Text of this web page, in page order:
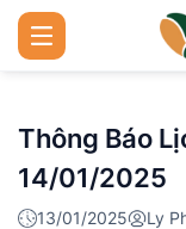
Thông Báo
14/01/2025
13/01/2025 Ly